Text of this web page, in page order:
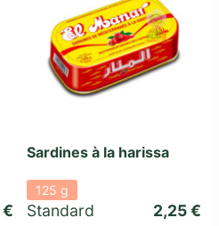
€
Sardines à la harissa
125 g
Standard 2,25€